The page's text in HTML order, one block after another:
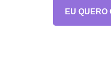
EU QUERO